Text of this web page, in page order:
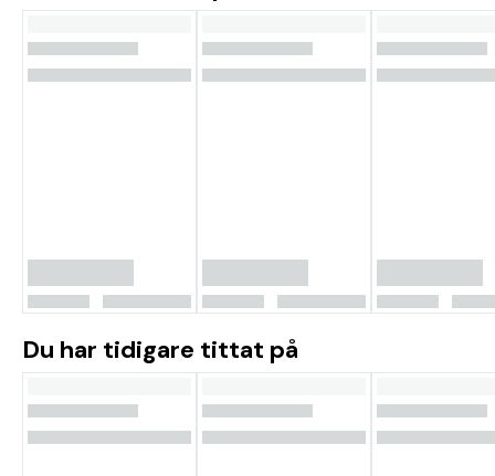
Du har tidigare tittat på